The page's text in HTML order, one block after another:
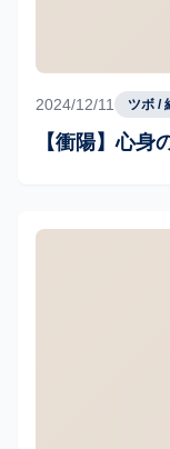
2024/12/11 ツボ /
【衝陽】心身